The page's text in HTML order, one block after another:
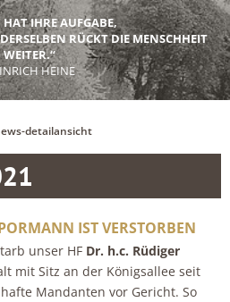
HAT IHRE AUFGABE,
RÜCKT DIE MENSCHHEIT
WEITER.“
HEINE
detailansicht
IST VERSTORBEN
unser HF Dr. h.c. Rüdiger
mit Sitz an der Königsallee seit
Mandanten vor Gericht. So